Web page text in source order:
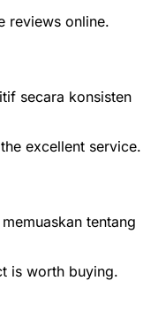
reviews online.
secara konsisten
excellent service.
tentang
is worth buying.